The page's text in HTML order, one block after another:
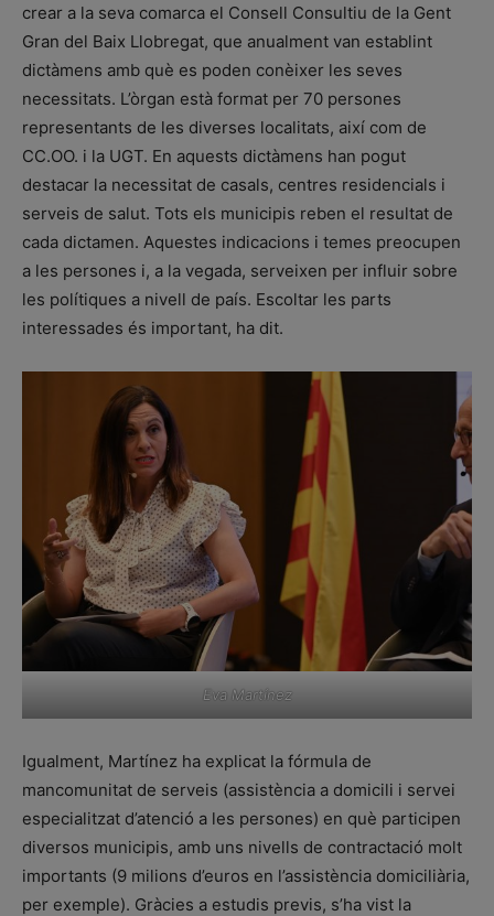
crear a la seva comarca el Consell Consultiu de la Gent
Gran del Baix Llobregat, que anualment van establint
dictàmens amb què es poden conèixer les seves
necessitats. L’òrgan està format per 70 persones
representants de les diverses localitats, així com de
CC.OO. i la UGT. En aquests dictàmens han pogut
destacar la necessitat de casals, centres residencials i
serveis de salut. Tots els municipis reben el resultat de
cada dictamen. Aquestes indicacions i temes preocupen
a les persones i, a la vegada, serveixen per influir sobre
les polítiques a nivell de país. Escoltar les parts
interessades és important, ha dit.
Eva Martínez
Igualment, Martínez ha explicat la fórmula de
mancomunitat de serveis (assistència a domicili i servei
especialitzat d’atenció a les persones) en què participen
diversos municipis, amb uns nivells de contractació molt
importants (9 milions d’euros en l’assistència domiciliària,
per exemple). Gràcies a estudis previs, s’ha vist la